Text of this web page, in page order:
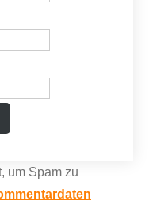
um Spam zu